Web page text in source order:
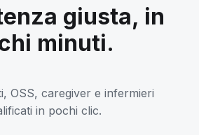
giusta, in
minuti.
OSS, caregiver e infermieri
in pochi clic.